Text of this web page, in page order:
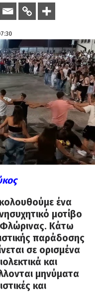
ένα
μοτίβο
Φλώρινας. Κάτω
παράδοσης
σε ορισμένα
και
μηνύματα
και